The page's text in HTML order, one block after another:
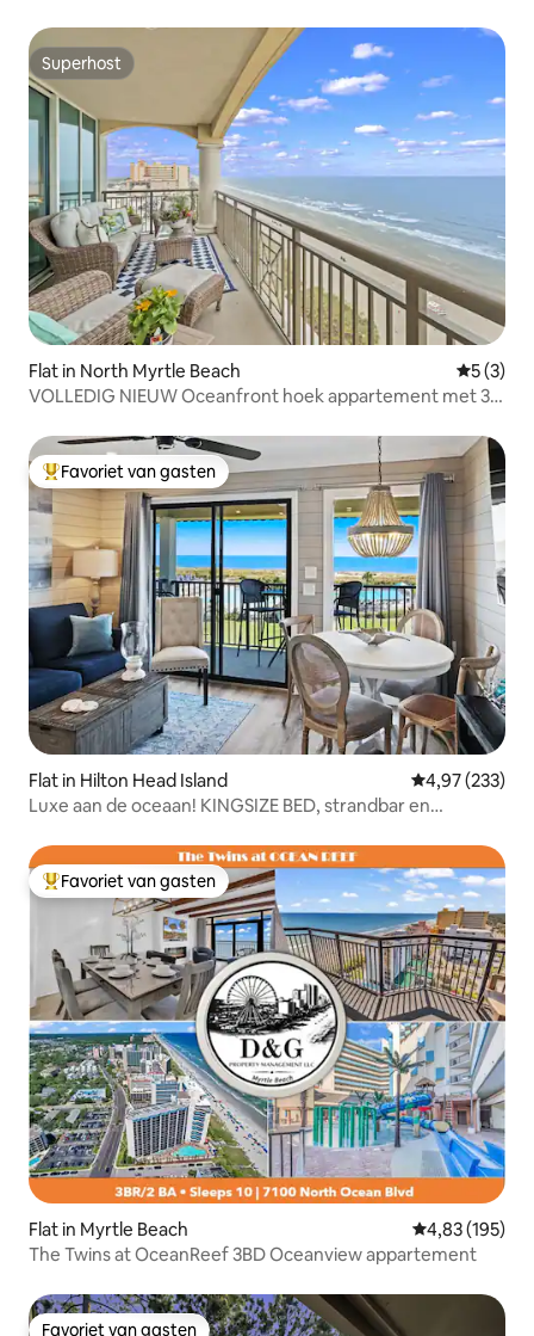
Superhost
Superhost
Flat in North Myrtle Beach
5 (3)
VOLLEDIG NIEUW Oceanfront hoek appartement met 3
Topfavoriet van gasten
Favoriet van gasten
Flat in Hilton Head Island Gemiddelde
4,97 (233)
Luxe aan de oceaan! KINGSIZE BED, strandbar en
Topfavoriet van gasten
Favoriet van gasten
Flat in Myrtle Beach Gemiddelde
4,83 (195)
The Twins at OceanReef 3BD Oceanview appartement
Favoriet van gasten